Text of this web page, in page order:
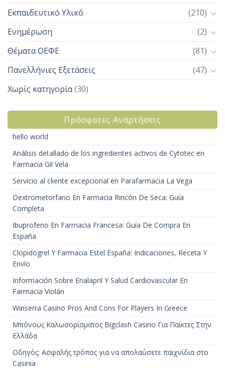
Εκπαιδευτικό Υλικό
(210)
Ενημέρωση
(2)
Θέματα ΟΕΦΕ
(81)
Πανελλήνιες Εξετάσεις
(47)
Χωρίς κατηγορία(30)
Πρόσφατες Αναρτήσεις
hello world
Análisis detallado de los ingredientes activos de Cytotec en
Farmacia Gil Vela
Servicio al cliente excepcional en Parafarmacia La Vega
Dextrometorfano En Farmacia Rincón De Seca: Guía
Completa
Ibuprofeno En Farmacia Francesa: Guía De Compra En
España
Clopidogrel Y Farmacia Estel España: Indicaciones, Receta Y
Envío
Información Sobre Enalapril Y Salud Cardiovascular En
Farmacia Violán
Winserra Casino Pros And Cons For Players In Greece
Μπόνους Καλωσορίσματος Bigclash Casino Για Παίκτες Στην
Ελλάδα
Οδηγός: Ασφαλής τρόπος για να απολαύσετε παιχνίδια στο
Casinia